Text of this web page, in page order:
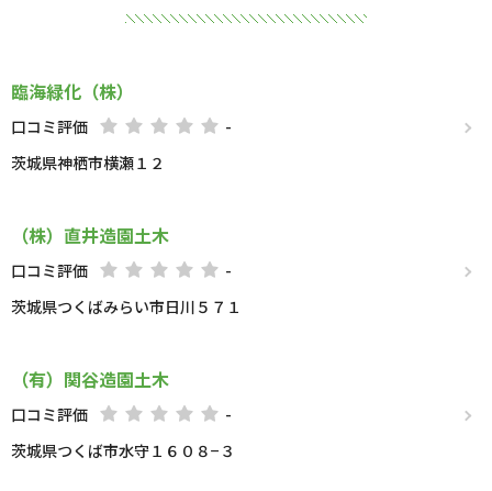
臨海緑化（株）
口コミ評価
-
茨城県神栖市横瀬１２
（株）直井造園土木
口コミ評価
-
茨城県つくばみらい市日川５７１
（有）関谷造園土木
口コミ評価
-
茨城県つくば市水守１６０８−３